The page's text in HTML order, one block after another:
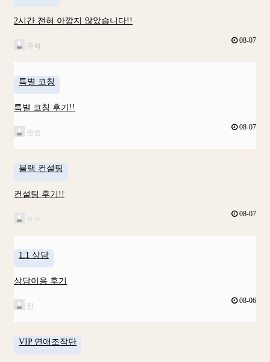
2시간 전혀 아깝지 않았습니다!!
주희
08-07
특별 코칭
특별 코칭 후기!!
송송
08-07
블랙 컨설팅
컨설팅 후기!!
ㅇㅇ
08-07
1:1 상담
상담이용 후기
진
08-06
VIP 연애조작단